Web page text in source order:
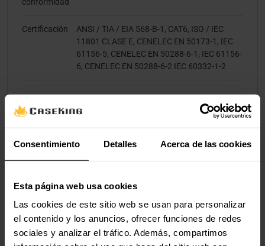
Consentimiento Detalles Acerca de las cookies
Esta página web usa cookies
Las cookies de este sitio web se usan para personalizar
el contenido y los anuncios, ofrecer funciones de redes
sociales y analizar el tráfico. Además, compartimos
Certificación
ANSI / TIA / EIA 568-B-1, CAT6, ISO / IEC
11801 CLASE E, CENELEC EN 50173-1, IEC
61156-5, CENELEC EN 50288-6-1, IEC 61156-
6, CENELEC EN 50288-6-2 IEC 60332-1-2
Empaquetado
Ancho del
paquete
240 mm
del paquete
Altura del
paquete
175 mm